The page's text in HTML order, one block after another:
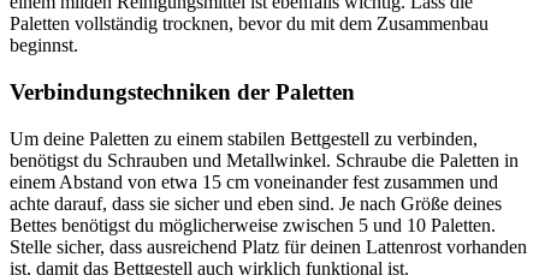
Paletten vollständig trocknen, bevor du mit dem Zusammenbau
beginnst.
Verbindungstechniken der Paletten
Um deine Paletten zu einem stabilen Bettgestell zu verbinden,
benötigst du Schrauben und Metallwinkel. Schraube die Paletten in
einem Abstand von etwa 15 cm voneinander fest zusammen und
achte darauf, dass sie sicher und eben sind. Je nach Größe deines
Bettes benötigst du möglicherweise zwischen 5 und 10 Paletten.
Stelle sicher, dass ausreichend Platz für deinen Lattenrost vorhanden
ist, damit das Bettgestell auch wirklich funktional ist.